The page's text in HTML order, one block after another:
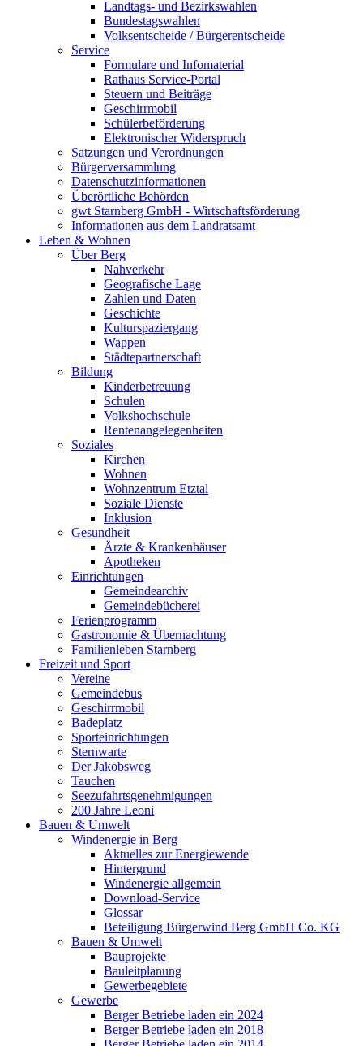
Landtags- und Bezirkswahlen
Bundestagswahlen
Volksentscheide / Bürgerentscheide
Service
Formulare und Infomaterial
Rathaus Service-Portal
Steuern und Beiträge
Geschirrmobil
Schülerbeförderung
Elektronischer Widerspruch
Satzungen und Verordnungen
Bürgerversammlung
Datenschutzinformationen
Überörtliche Behörden
gwt Starnberg GmbH - Wirtschaftsförderung
Informationen aus dem Landratsamt
Leben & Wohnen
Über Berg
Nahverkehr
Geografische Lage
Zahlen und Daten
Geschichte
Kulturspaziergang
Wappen
Städtepartnerschaft
Bildung
Kinderbetreuung
Schulen
Volkshochschule
Rentenangelegenheiten
Soziales
Kirchen
Wohnen
Wohnzentrum Etztal
Soziale Dienste
Inklusion
Gesundheit
Ärzte & Krankenhäuser
Apotheken
Einrichtungen
Gemeindearchiv
Gemeindebücherei
Ferienprogramm
Gastronomie & Übernachtung
Familienleben Starnberg
Freizeit und Sport
Vereine
Gemeindebus
Geschirrmobil
Badeplatz
Sporteinrichtungen
Sternwarte
Der Jakobsweg
Tauchen
Seezufahrtsgenehmigungen
200 Jahre Leoni
Bauen & Umwelt
Windenergie in Berg
Aktuelles zur Energiewende
Hintergrund
Windenergie allgemein
Download-Service
Glossar
Beteiligung Bürgerwind Berg GmbH Co. KG
Bauen & Umwelt
Bauprojekte
Bauleitplanung
Gewerbegebiete
Gewerbe
Berger Betriebe laden ein 2024
Berger Betriebe laden ein 2018